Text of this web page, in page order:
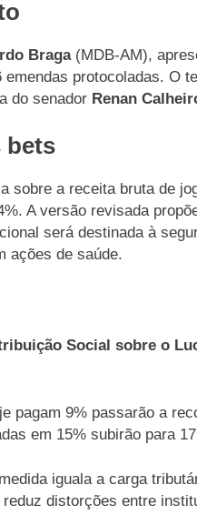
Braga(MDB-AM),
emendas protocoladas. O
do senador Renan
bets
sobre a receita bruta de
A versão revisada
será destinada à
ações de saúde.
Social sobre o
pagam 9% passarão a
em 15% subirão para
iguala a carga
distorções entre